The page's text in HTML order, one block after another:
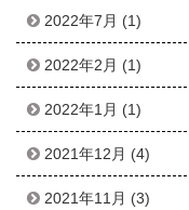
2022年7月 (1)
2022年2月 (1)
2022年1月 (1)
2021年12月 (4)
2021年11月 (3)